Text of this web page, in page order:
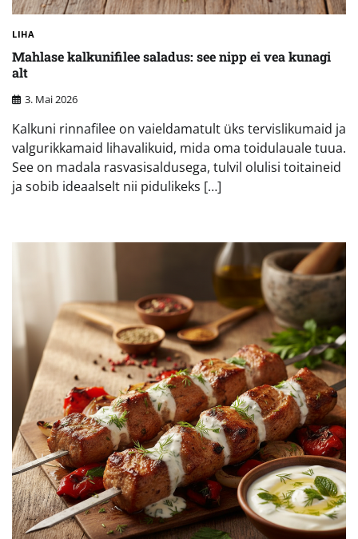
LIHA
Mahlase kalkunifilee saladus: see nipp ei vea kunagi
alt
3. Mai 2026
Kalkuni rinnafilee on vaieldamatult üks tervislikumaid ja
valgurikkamaid lihavalikuid, mida oma toidulauale tuua.
See on madala rasvasisaldusega, tulvil olulisi toitaineid
ja sobib ideaalselt nii pidulikeks […]